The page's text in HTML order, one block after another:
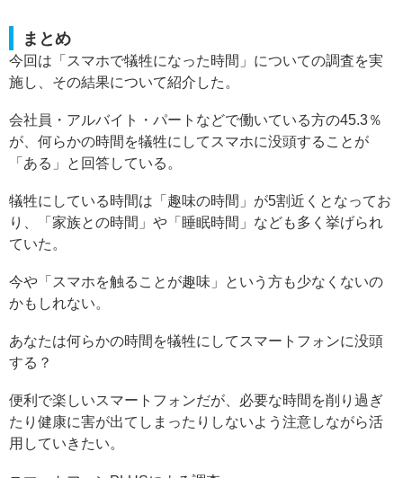
まとめ
今回は「スマホで犠牲になった時間」についての調査を実
施し、その結果について紹介した。
会社員・アルバイト・パートなどで働いている方の45.3％
が、何らかの時間を犠牲にしてスマホに没頭することが
「ある」と回答している。
犠牲にしている時間は「趣味の時間」が5割近くとなってお
り、「家族との時間」や「睡眠時間」なども多く挙げられ
ていた。
今や「スマホを触ることが趣味」という方も少なくないの
かもしれない。
あなたは何らかの時間を犠牲にしてスマートフォンに没頭
する？
便利で楽しいスマートフォンだが、必要な時間を削り過ぎ
たり健康に害が出てしまったりしないよう注意しながら活
用していきたい。